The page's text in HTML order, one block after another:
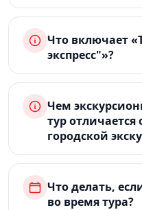
Что включает
экспресс"»?
Чем
тур
городской
Что делать,
во время тура?